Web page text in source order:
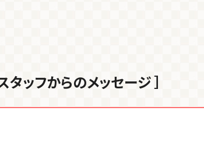
スタッフからのメッセージ ］